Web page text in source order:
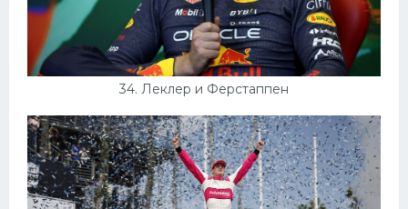
34. Леклер и Ферстаппен